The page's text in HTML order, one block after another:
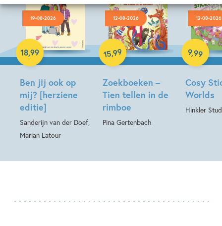
19-08-2026
Ben jij ook op
mij? [herziene
editie]
Sanderijn van der Doef,
Marian Latour
18,99
Hardcover
12-08-2026
Zoekboeken –
Tien tellen in de
rimboe
Pina Gertenbach
15,99
Hardcover
12-08-2026
Cosy
Worlds
Hinkler
9,99
Paperback